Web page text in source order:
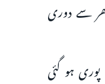
سے دوری
ہو گئی